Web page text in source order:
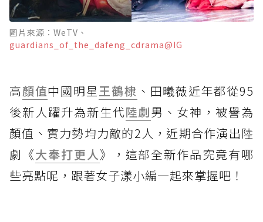
圖片來源：WeTV、
guardians_of_the_dafeng_cdrama@IG
高顏值中國明星 王鶴棣 、田曦薇近年都從95
後新人躍升為新生代陸劇男、女神，被譽為
顏值、實力勢均力敵的2人，近期合作演出陸
劇《大奉打更人》，這部全新作品究竟有哪
些亮點呢，跟著女子漾小編一起來掌握吧！